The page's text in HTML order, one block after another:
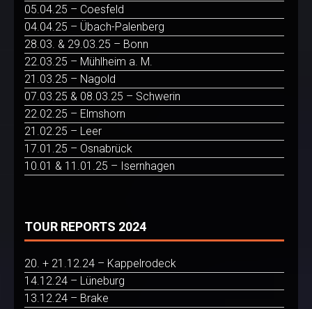
05.04.25 – Coesfeld
04.04.25 – Übach-Palenberg
28.03. & 29.03.25 – Bonn
22.03.25 – Mühlheim a. M.
21.03.25 – Nagold
07.03.25 & 08.03.25 – Schwerin
22.02.25 – Elmshorn
21.02.25 – Leer
17.01.25 – Osnabrück
10.01 & 11.01.25 – Isernhagen
TOUR REPORTS 2024
20. + 21.12.24 – Kappelrodeck
14.12.24 – Lüneburg
13.12.24 – Brake